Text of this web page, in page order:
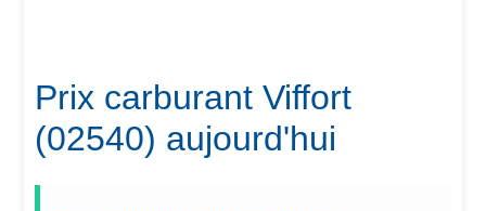
Prix carburant Viffort
(02540) aujourd'hui